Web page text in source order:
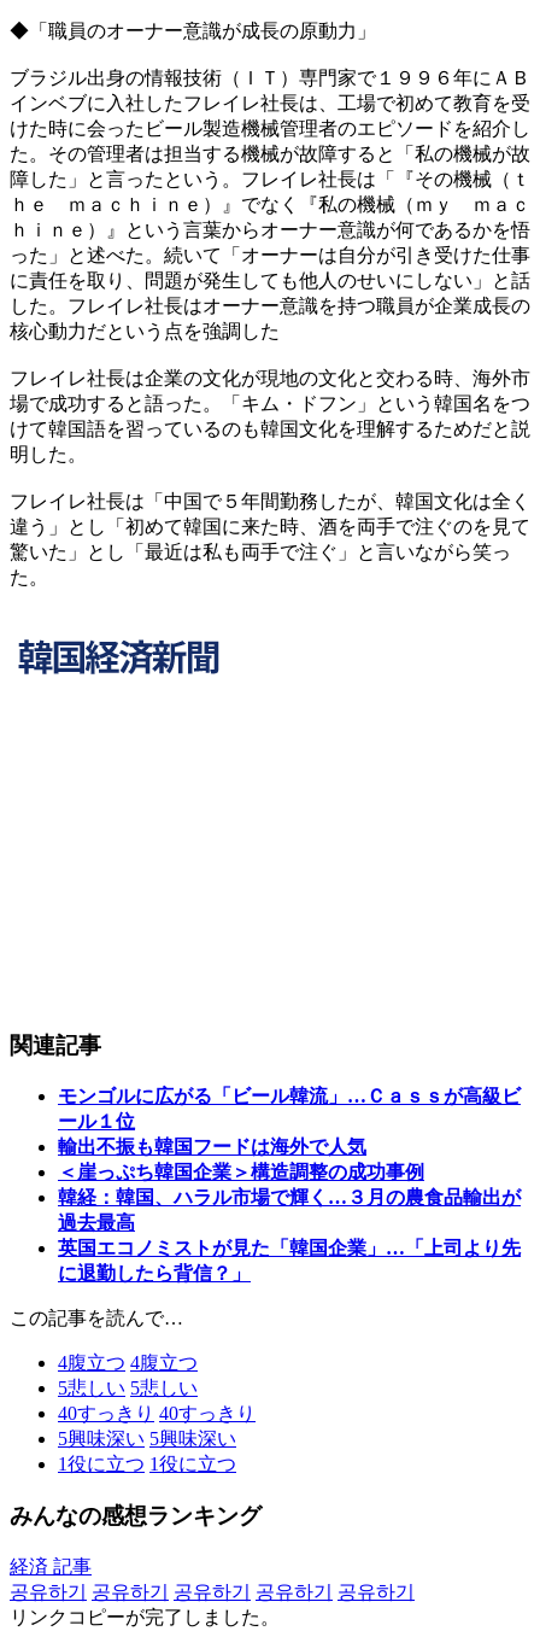
◆「職員のオーナー意識が成長の原動力」
ブラジル出身の情報技術（ＩＴ）専門家で１９９６年にＡＢ
インベブに入社したフレイレ社長は、工場で初めて教育を受
けた時に会ったビール製造機械管理者のエピソードを紹介し
た。その管理者は担当する機械が故障すると「私の機械が故
障した」と言ったという。フレイレ社長は「『その機械（ｔ
ｈｅ ｍａｃｈｉｎｅ）』でなく『私の機械（ｍｙ ｍａｃ
ｈｉｎｅ）』という言葉からオーナー意識が何であるかを悟
った」と述べた。続いて「オーナーは自分が引き受けた仕事
に責任を取り、問題が発生しても他人のせいにしない」と話
した。フレイレ社長はオーナー意識を持つ職員が企業成長の
核心動力だという点を強調した
フレイレ社長は企業の文化が現地の文化と交わる時、海外市
場で成功すると語った。「キム・ドフン」という韓国名をつ
けて韓国語を習っているのも韓国文化を理解するためだと説
明した。
フレイレ社長は「中国で５年間勤務したが、韓国文化は全く
違う」とし「初めて韓国に来た時、酒を両手で注ぐのを見て
驚いた」とし「最近は私も両手で注ぐ」と言いながら笑っ
た。
関連記事
モンゴルに広がる「ビール韓流」…Ｃａｓｓが高級ビ
ール１位
輸出不振も韓国フードは海外で人気
＜崖っぷち韓国企業＞構造調整の成功事例
韓経：韓国、ハラル市場で輝く…３月の農食品輸出が
過去最高
英国エコノミストが見た「韓国企業」…「上司より先
に退勤したら背信？」
この記事を読んで…
4腹立つ 4腹立つ
5悲しい 5悲しい
40すっきり 40すっきり
5興味深い 5興味深い
1役に立つ 1役に立つ
みんなの感想ランキング
経済 記事
공유하기
공유하기 공유하기 공유하기
공유하기
リンクコピーが完了しました。